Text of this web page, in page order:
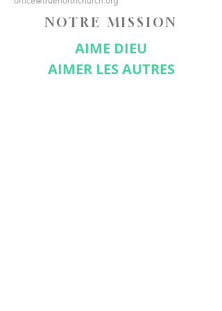
NOTRE MISSION
AIME DIEU
AIMER LES AUTRES